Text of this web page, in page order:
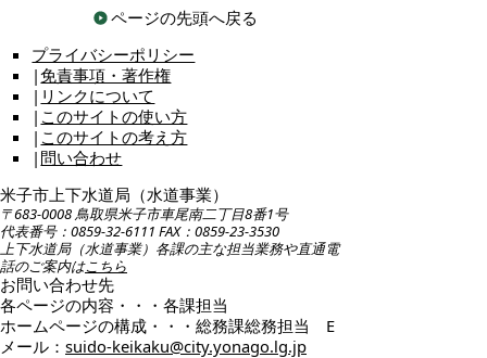
ページの先頭へ戻る
プライバシーポリシー
|免責事項・著作権
| リンクについて
| このサイトの使い方
| このサイトの考え方
| 問い合わせ
米子市上下水道局（水道事業）
〒683-0008 鳥取県米子市車尾南二丁目8番1号
代表番号：0859-32-6111 FAX：0859-23-3530
上下水道局（水道事業）各課の主な担当業務や直通電
話のご案内はこちら
お問い合わせ先
各ページの内容・・・各課担当
ホームページの構成・・・総務課総務担当 E
メール： suido-keikaku@city.yonago.lg.jp